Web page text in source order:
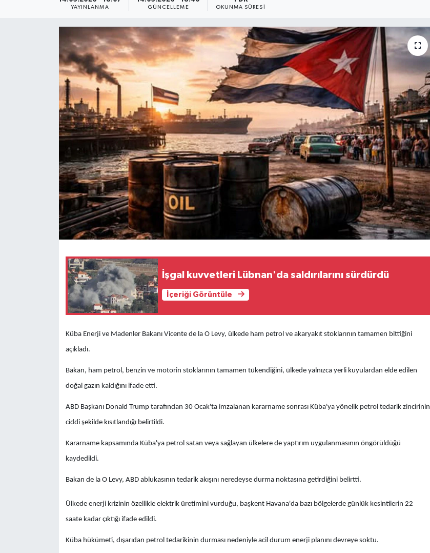
YAYINLANMA GÜNCELLEME OKUNMA SÜRESI
İşgal kuvvetleri Lübnan'da saldırılarını sürdürdü
İçeriği Görüntüle
Küba Enerji ve Madenler Bakanı Vicente de la O Levy, ülkede ham petrol ve akaryakıt stoklarının tamamen bittiğini
açıkladı.
Bakan, ham petrol, benzin ve motorin stoklarının tamamen tükendiğini, ülkede yalnızca yerli kuyulardan elde edilen
doğal gazın kaldığını ifade etti.
ABD Başkanı Donald Trump tarafından 30 Ocak'ta imzalanan kararname sonrası Küba'ya yönelik petrol tedarik zincirinin
ciddi şekilde kısıtlandığı belirtildi.
Kararname kapsamında Küba'ya petrol satan veya sağlayan ülkelere de yaptırım uygulanmasının öngörüldüğü
kaydedildi.
Bakan de la O Levy, ABD ablukasının tedarik akışını neredeyse durma noktasına getirdiğini belirtti.
Ülkede enerji krizinin özellikle elektrik üretimini vurduğu, başkent Havana'da bazı bölgelerde günlük kesintilerin 22
saate kadar çıktığı ifade edildi.
Küba hükümeti, dışarıdan petrol tedarikinin durması nedeniyle acil durum enerji planını devreye soktu.
Bi̇li̇m & Teknoloji̇